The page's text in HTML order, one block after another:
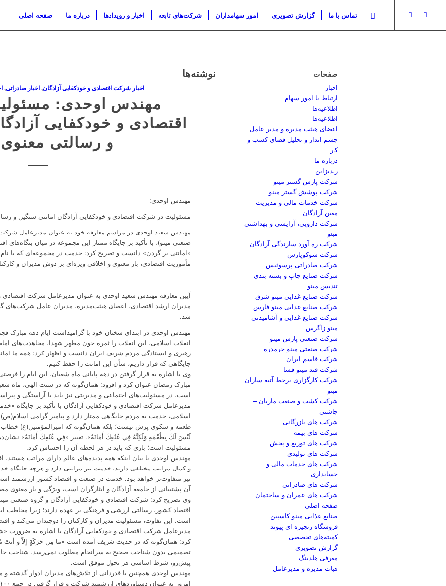
صفحه اصلی درباره ما اخبار و رویدادها شرکت‌های تابعه امور سهامداران گزارش تصویری تماس با ما
نوشته‌ها
اخبار شرکت اقتصادی و خودکفایی آزادگان,اخبار صادراتی,
مهندس اوحدی:
اقتصادی و خودکفایی
و رسالتی
مهندس اوحدی:
مسئولیت در شرکت اقتصادی و خودکفایی آزادگان امانتی سنگین و
مهندس سعید اوحدی در مراسم معارفه خود به عنوان مدیرعامل شرکت
صنعتی مینو)، با تأکید بر جایگاه ممتاز این مجموعه در میان بنگاه‌های
«امانتی بر گردن» دانست و تصریح کرد: خدمت در مجموعه‌ای که با نام
مأموریت اقتصادی، بار معنوی و اخلاقی ویژه‌ای بر دوش مدیران و
آیین معارفه مهندس سعید اوحدی به عنوان مدیرعامل شرکت اقتصادی
مدیران ارشد اقتصادی، اعضای هیئت‌مدیره، مدیران عامل شرکت‌های
شد.
مهندس اوحدی در ابتدای سخنان خود با گرامیداشت ایام دهه مبارک
انقلاب اسلامی، این انقلاب را ثمره خون مطهر شهدا، مجاهدت‌های
رهبری و ایستادگی مردم شریف ایران دانست و اظهار کرد: همه ما
جایگاهی که قرار داریم، شأن این امانت را حفظ کنیم.
وی با اشاره به قرار گرفتن در دهه پایانی ماه شعبان، این ایام را
مبارک رمضان عنوان کرد و افزود: همان‌گونه که در سنت الهی، ماه
است، در مسئولیت‌های اجتماعی و مدیریتی نیز باید با آراستگی و
مدیرعامل شرکت اقتصادی و خودکفایی آزادگان با تأکید بر جایگاه
اسلامی، خدمت به مردم جایگاهی ممتاز دارد و پیامبر گرامی
طعمه و سکوی پرش نیست؛ بلکه همان‌گونه که امیرالمؤمنین(ع)
لَيْسَ لَكَ بِطُعْمَةٍ وَلَكِنَّهُ فِي عُنُقِكَ أَمَانَةٌ». تعبیر «فِي عُنُقِكَ أَمَانَةٌ»
مسئولیت است؛ باری که باید در هر لحظه آن را احساس کرد.
مهندس اوحدی با بیان اینکه همه پدیده‌های عالم دارای مراتب
و کمال مراتب مختلفی دارند، خدمت نیز مراتبی دارد و هرچه
نیز متفاوت‌تر خواهد بود. خدمت در صنعت و اقتصاد کشور ارزشمند
آن پشتیبانی از جامعه آزادگان و ایثارگران است، ویژگی و بار معنوی
وی تصریح کرد: شرکت اقتصادی و خودکفایی آزادگان و گروه صنعتی
است. این تفاوت، مسئولیت مدیران و کارکنان را دوچندان می‌کند و
مدیرعامل شرکت اقتصادی و خودکفایی آزادگان با اشاره به ضرورت
کرد: همان‌گونه که در حدیث شریف آمده است «ما مِن حَرَكَةٍ إلاّ و أنتَ
تصمیمی بدون شناخت صحیح به سرانجام مطلوب نمی‌رسد. شناخت
پیش‌رو، شرط اساسی هر تحول موفق است.
مهندس اوحدی همچنین با قدردانی از تلاش‌های مدیران ادوار گذشته
صفحات
اخبار
ارتباط با امور سهام
اطلاعیه‌ها
اطلاعیه‌ها
اعضای هیئت مدیره و مدیر عامل
چشم انداز و تحلیل فضای کسب و
کار
درباره ما
ریدیزاین
شرکت پارس گستر مینو
شرکت پوشش گستر مینو
شرکت خدمات مالی و مدیریت
معین آزادگان
شرکت دارویی، آرایشی و بهداشتی
مینو
شرکت ره آورد سازندگی آزادگان
شرکت شوکوپارس
شرکت صادراتی پرسوئیس
شرکت صنایع چاپ و بسته بندی
تندیس مینو
شرکت صنایع غذایی مینو شرق
شرکت صنایع غذایی مینو فارس
شرکت صنایع غذایی و آشامیدنی
مینو زاگرس
شرکت صنعتی پارس مینو
شرکت صنعتی مینو خرمدره
شرکت قاسم ایران
شرکت قند مینو فسا
شرکت کارگزاری برخط آتیه سازان
مینو
شرکت کشت و صنعت ماریان –
چاشنی
شرکت های بازرگانی
شرکت های بیمه
شرکت های توزیع و پخش
شرکت های تولیدی
شرکت های خدمات مالی و
حسابداری
شرکت های صادراتی
شرکت های عمران و ساختمان
صفحه اصلی
صنایع غذایی مینو کاسپین
فروشگاه زنجیره ای پیوند
کمیته‌های تخصصی
گزارش تصویری
معرفی هلدینگ
هیات مدیره و مدیرعامل